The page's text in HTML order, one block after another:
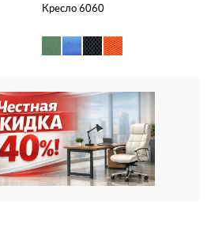
Кресло 6060